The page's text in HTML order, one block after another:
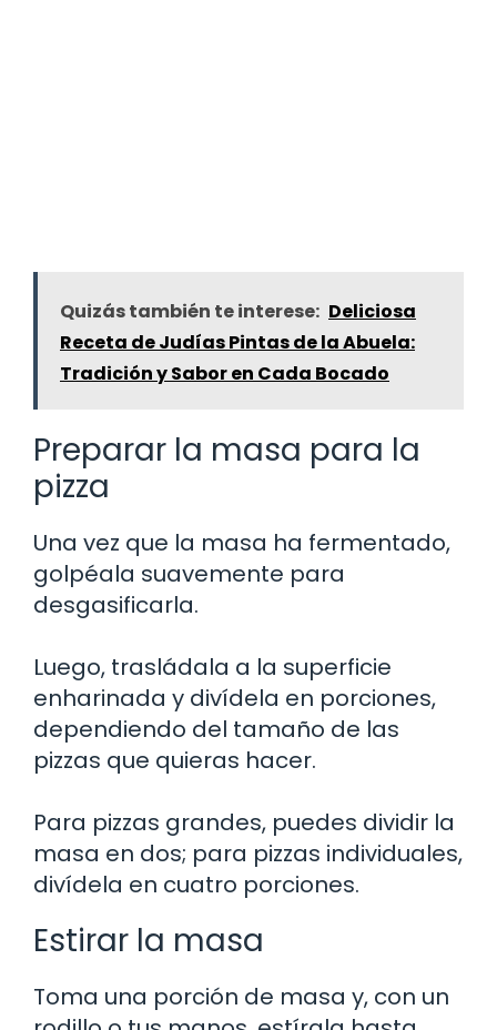
Quizás también te interese: Deliciosa
Receta de Judías Pintas de la Abuela:
Tradición y Sabor en Cada Bocado
Preparar la masa para la
pizza
Una vez que la masa ha fermentado,
golpéala suavemente para
desgasificarla.
Luego, trasládala a la superficie
enharinada y divídela en porciones,
dependiendo del tamaño de las
pizzas que quieras hacer.
Para pizzas grandes, puedes dividir la
masa en dos; para pizzas individuales,
divídela en cuatro porciones.
Estirar la masa
Toma una porción de masa y, con un